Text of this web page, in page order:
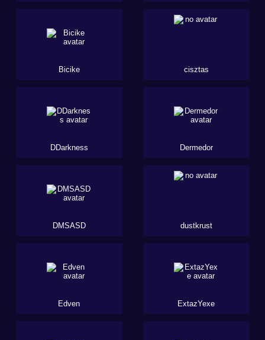
Bicike cisztas
DDarkness Dermedor
DMSASD dustkrust
Edven ExtazYexe